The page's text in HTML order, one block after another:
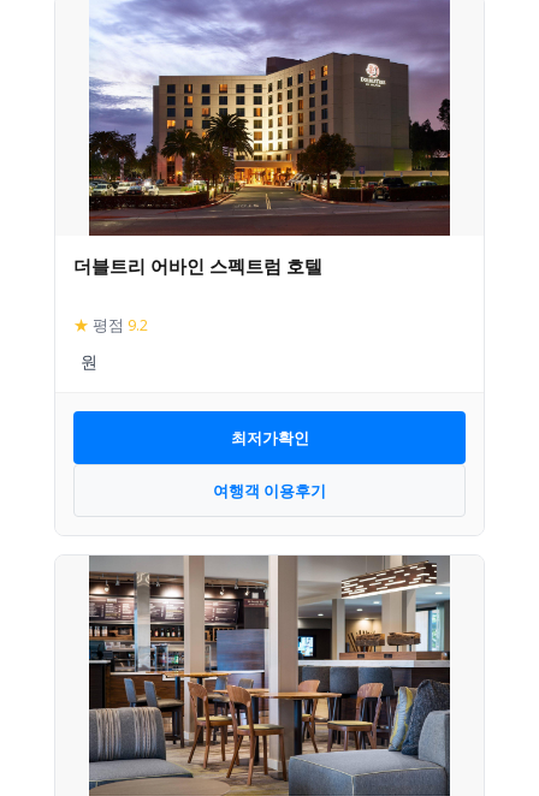
더블트리 어바인 스펙트럼 호텔
★ 평점 9.2
최저가확인
여행객 이용후기